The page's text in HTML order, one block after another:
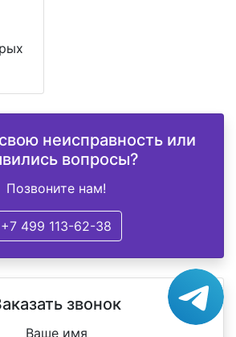
неисправность или
вопросы?
Позвоните нам!
+7 499 113-62-38
звонок
Ваше имя